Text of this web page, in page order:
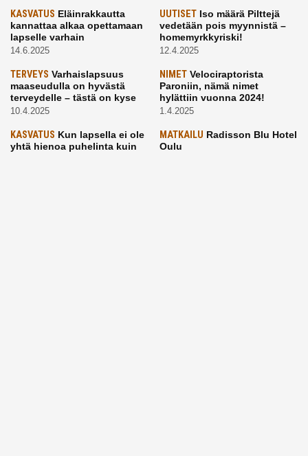
KASVATUS Eläinrakkautta
kannattaa alkaa opettamaan
lapselle varhain
14.6.2025
UUTISETIso määrä Pilttejä
vedetään pois myynnistä –
homemyrkkyriski!
12.4.2025
TERVEYS Varhaislapsuus
maaseudulla on hyvästä
terveydelle – tästä on kyse
10.4.2025
NIMETVelociraptorista
Paroniin, nämä nimet
hylättiin vuonna 2024!
1.4.2025
KASVATUS Kun lapsella ei ole
yhtä hienoa puhelinta kuin
MATKAILU Radisson Blu Hotel
Oulu